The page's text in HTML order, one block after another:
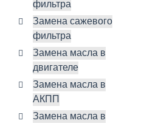
фильтра
Замена сажевого
фильтра
Замена масла в
двигателе
Замена масла в
АКПП
Замена масла в